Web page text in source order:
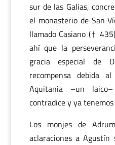
sur de las Galias,
el monasterio de San
llamado Casiano (†
ahí que la
gracia especial de
recompensa debida
Aquitania –un
contradice y ya
Los monjes de
aclaraciones a